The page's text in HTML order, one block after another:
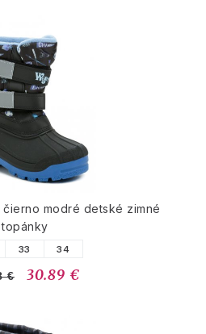
čierno modré detské zimné
topánky
33 34
€ 30.89 €